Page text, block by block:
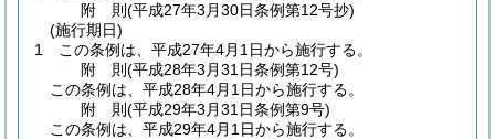
附 則(平成27年3月30日条例第12号抄)
(施行期日)
1
この条例は、平成27年4月1日から施行する。
附 則(平成28年3月31日条例第12号)
この条例は、平成28年4月1日から施行する。
附 則(平成29年3月31日条例第9号)
この条例は、平成29年4月1日から施行する。